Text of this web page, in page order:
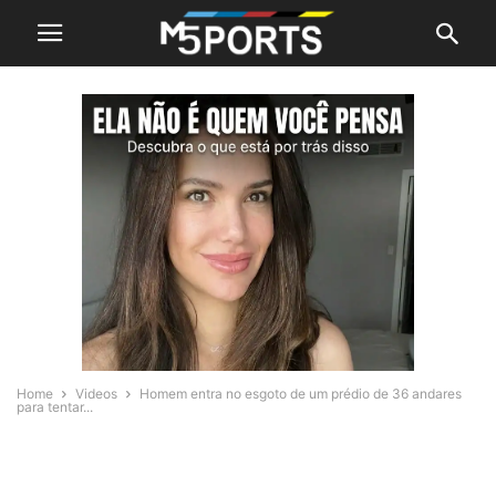
Home Videos
Homem entra no esgoto de um prédio de 36 andares
para tentar...